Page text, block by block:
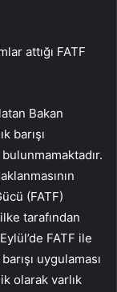
attığı FATF
Bakan
barışı
(FATF)
tarafından
FATF ile
uygulaması
olarak varlık